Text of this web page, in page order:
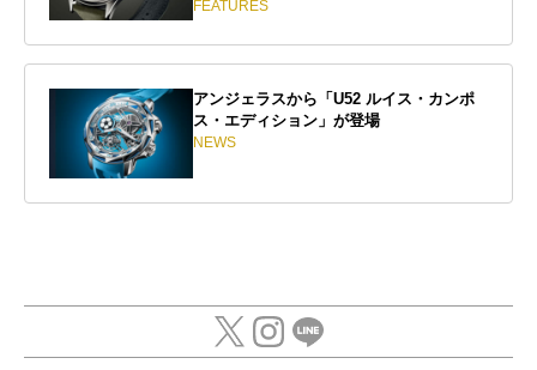
FEATURES
アンジェラスから「U52 ルイス・カンポ
ス・エディション」が登場
NEWS